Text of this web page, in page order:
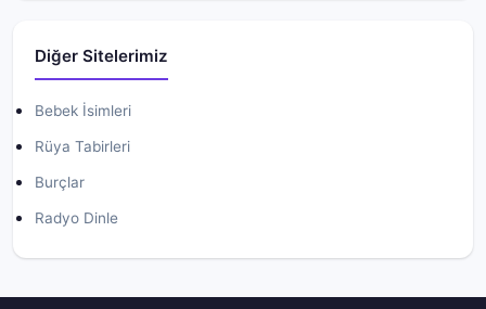
Diğer Sitelerimiz
Bebek İsimleri
Rüya Tabirleri
Burçlar
Radyo Dinle